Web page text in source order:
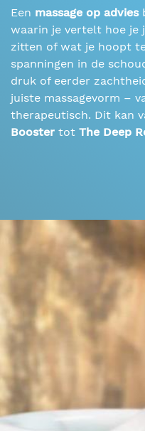
Een massage op advies
waarin je vertelt hoe je
zitten of wat je hoopt
spanningen in de
druk of eerder
juiste massagevorm –
therapeutisch. Dit kan
Booster tot The Deep